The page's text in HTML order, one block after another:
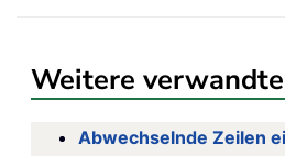
Weitere
Abwechselnde Zeilen